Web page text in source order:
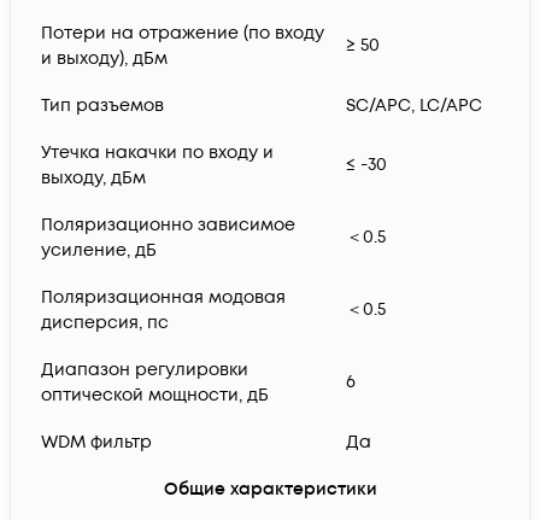
Потери на отражение (по входу
и выходу), дБм
≥ 50
Тип разъемов SC/APC, LC/APC
Утечка накачки по входу и
выходу, дБм
≤ -30
Поляризационно зависимое
усиление, дБ
＜0.5
Поляризационная модовая
дисперсия, пс
＜0.5
Диапазон регулировки
оптической мощности, дБ
6
WDM фильтр Да
Общие характеристики